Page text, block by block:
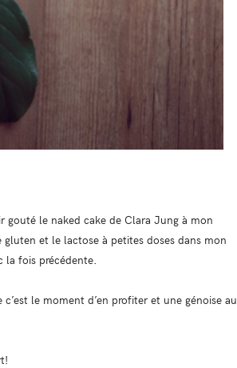
gouté le naked cake de Clara Jung à mon
et le lactose à petites doses dans mon
la fois précédente.
le moment d’en profiter et une génoise au